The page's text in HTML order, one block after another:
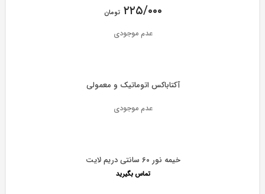
۲۲۵/۰۰۰ تومان
عدم موجودی
آکتاباکس اتوماتیک و معمولی
عدم موجودی
خیمه نور ۶۰ سانتی دریم لایت
تماس بگیرید